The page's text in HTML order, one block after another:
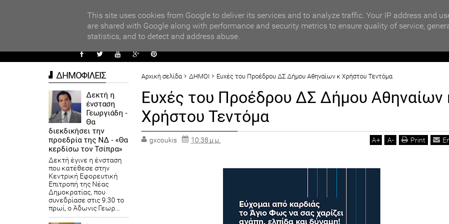
ΑΥΤΟΔΙΟΙΚΗΣΗ
Αρχική σελίδα ΔΗΜΟΙ Ευχές του Προέδρου ΔΣ Δήμου Αθηναίων κ Χρήστου Τεντόμα
Ευχές του Προέδρου ΔΣ Δήμου Αθηναίων
Χρήστου Τεντόμα
gxcoukis 10:38 μ.μ. A+ A- Print
ΔΗΜΟΦΙΛΕΙΣ
Δεκτή η
ένσταση
Γεωργιάδη -
Θα
διεκδικήσει την
προεδρία της ΝΔ - «Θα
κερδίσω τον Τσίπρα»
Δεκτή έγινε η ένσταση
που κατέθεσε στην
Κεντρική Εφορευτική
Επιτροπή της Νέας
Δημοκρατίας, που
συνεδρίασε στις 9.30 το
πρωί, ο Άδωνις Γεωρ...
This site uses cookies from Google to deliver its services and to analyze traffic. Your IP address and
are shared with Google along with performance and security metrics to ensure quality of service,
statistics, and to detect and address abuse.